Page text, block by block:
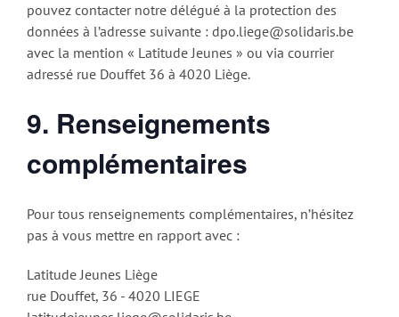
pouvez contacter notre délégué à la protection des
données à l’adresse suivante : dpo.liege@solidaris.be
avec la mention « Latitude Jeunes » ou via courrier
adressé rue Douffet 36 à 4020 Liège.
9. Renseignements
complémentaires
Pour tous renseignements complémentaires, n’hésitez
pas à vous mettre en rapport avec :
Latitude Jeunes Liège
rue Douffet, 36 - 4020 LIEGE